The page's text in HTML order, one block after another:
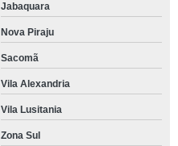
Jabaquara
Nova Piraju
Sacomã
Vila Alexandria
Vila Lusitania
Zona Sul